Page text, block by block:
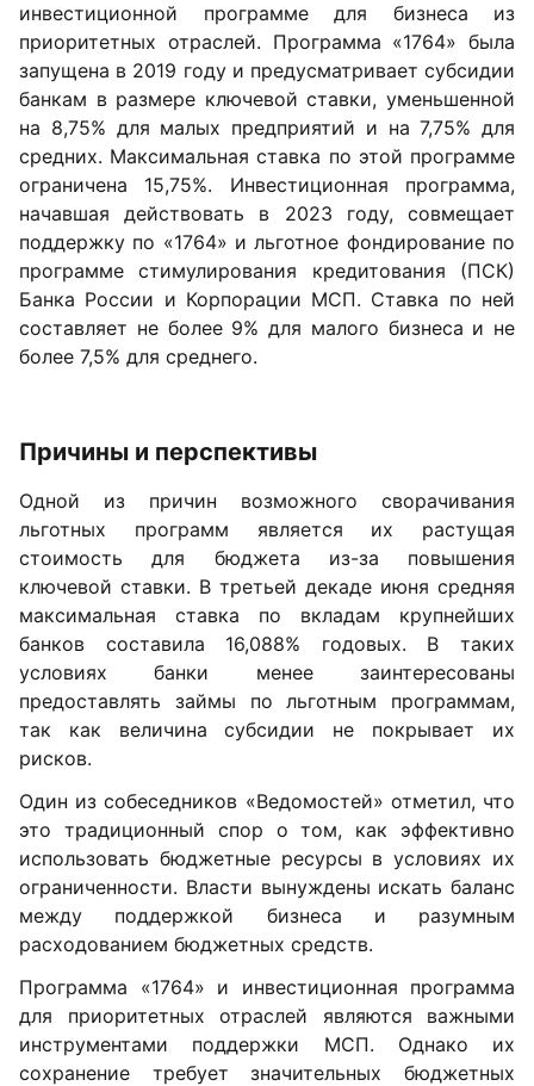
инвестиционной программе для бизнеса из
приоритетных отраслей. Программа «1764» была
запущена в 2019 году и предусматривает субсидии
банкам в размере ключевой ставки, уменьшенной
на 8,75% для малых предприятий и на 7,75% для
средних. Максимальная ставка по этой программе
ограничена 15,75%. Инвестиционная программа,
начавшая действовать в 2023 году, совмещает
поддержку по «1764» и льготное фондирование по
программе стимулирования кредитования (ПСК)
Банка России и Корпорации МСП. Ставка по ней
составляет не более 9% для малого бизнеса и не
более 7,5% для среднего.
Причины и перспективы
Одной из причин возможного сворачивания
льготных программ является их растущая
стоимость для бюджета из-за повышения
ключевой ставки. В третьей декаде июня средняя
максимальная ставка по вкладам крупнейших
банков составила 16,088% годовых. В таких
условиях банки менее заинтересованы
предоставлять займы по льготным программам,
так как величина субсидии не покрывает их
рисков.
Один из собеседников «Ведомостей» отметил, что
это традиционный спор о том, как эффективно
использовать бюджетные ресурсы в условиях их
ограниченности. Власти вынуждены искать баланс
между поддержкой бизнеса и разумным
расходованием бюджетных средств.
Программа «1764» и инвестиционная программа
для приоритетных отраслей являются важными
инструментами поддержки МСП. Однако их
сохранение требует значительных бюджетных